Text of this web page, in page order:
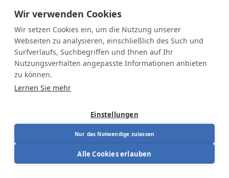
Wir verwenden Cookies
Wir setzen Cookies ein, um die Nutzung unserer
Webseiten zu analysieren, einschließlich des Such und
Surfverlaufs, Suchbegriffen und Ihnen auf Ihr
Nutzungsverhalten angepasste Informationen anbieten
zu können.
Lernen Sie mehr
Einstellungen
Nur das Notwendige zulassen
Alle Cookies erlauben
höhenverstellbarer
Tisch
Von 279,00€ Von 342,00€